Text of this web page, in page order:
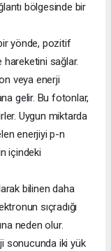
bölgesinde bir
yönde, pozitif
hareketini sağlar.
veya enerji
gelir. Bu fotonlar,
Uygun miktarda
enerjiyi p-n
içindeki
bilinen daha
sıçradığı
neden olur.
sonucunda iki yük